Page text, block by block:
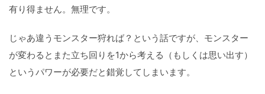
有り得ません。無理です。
じゃあ違うモンスター狩れば？という話ですが、モンスター
が変わるとまた立ち回りを1から考える（もしくは思い出す）
というパワーが必要だと錯覚してしまいます。